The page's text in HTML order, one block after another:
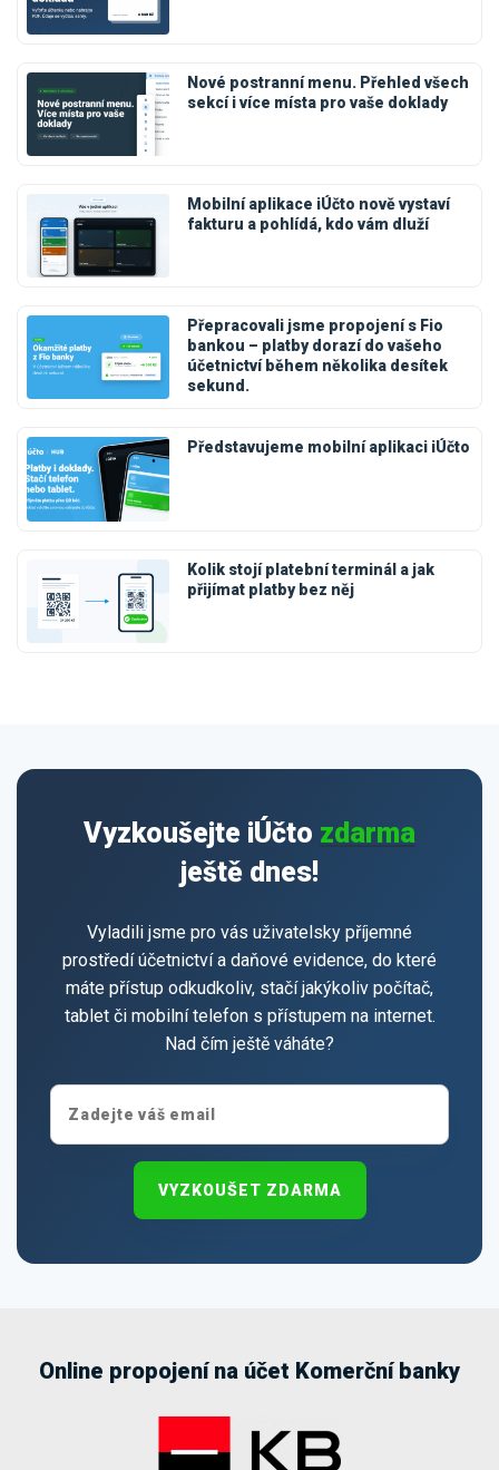
Nové postranní menu. Přehled všech
sekcí i více místa pro vaše doklady
Mobilní aplikace iÚčto nově vystaví
fakturu a pohlídá, kdo vám dluží
Přepracovali jsme propojení s Fio
bankou – platby dorazí do vašeho
účetnictví během několika desítek
sekund.
Představujeme mobilní aplikaci iÚčto
Kolik stojí platební terminál a jak
přijímat platby bez něj
Vyzkoušejte iÚčto zdarma
ještě dnes!
Vyladili jsme pro vás uživatelsky příjemné
prostředí účetnictví a daňové evidence, do které
máte přístup odkudkoliv, stačí jakýkoliv počítač,
tablet či mobilní telefon s přístupem na internet.
Nad čím ještě váháte?
VYZKOUŠET ZDARMA
Online propojení na účet Komerční banky